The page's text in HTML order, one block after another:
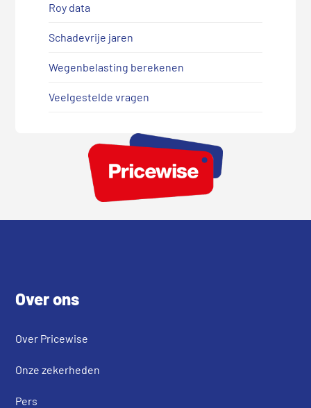
Roy data
Schadevrije jaren
Wegenbelasting berekenen
Veelgestelde vragen
Over ons
Over Pricewise
Onze zekerheden
Pers